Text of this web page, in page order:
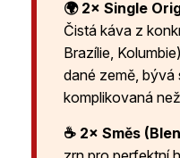
🌍 2× Single
Čistá káva z
Brazílie,
dané země, bývá
komplikovaná
☕ 2× Směs